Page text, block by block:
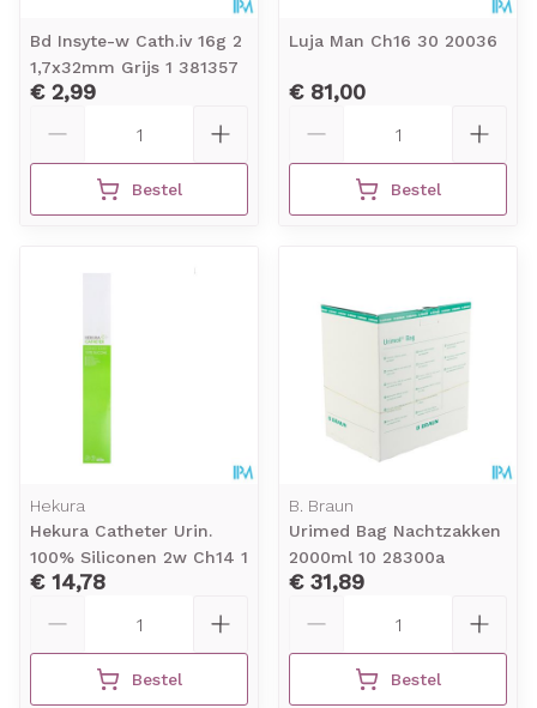
Bd Insyte-w Cath.iv 16g 2
1,7x32mm Grijs 1 381357
€ 2,99
Bestel
Luja Man Ch16 30 20036
€ 81,00
Bestel
Hekura
Hekura Catheter Urin.
100% Siliconen 2w Ch14 1
€ 14,78
Bestel
B. Braun
Urimed Bag Nachtzakken
2000ml 10 28300a
€ 31,89
Bestel